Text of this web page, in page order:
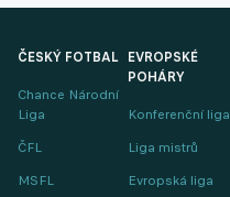
ČESKÝ FOTBAL
Chance Národní
Liga
ČFL
MSFL
EVROPSKÉ
POHÁRY
Konferenční liga
Liga mistrů
Evropská liga